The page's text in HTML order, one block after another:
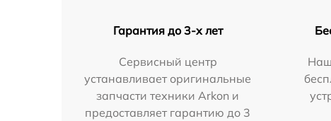
Гарантия до 3-х лет
Сервисный центр
устанавливает оригинальные
запчасти техники Arkon и
предоставляет гарантию до 3